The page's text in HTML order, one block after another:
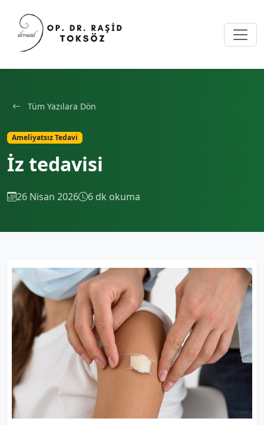
Tüm Yazılara Dön
Ameliyatsız Tedavi
İz tedavisi
26 Nisan 2026 6 dk okuma